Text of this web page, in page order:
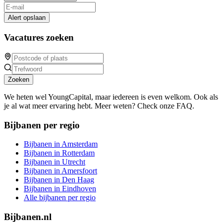
Alert opslaan
Vacatures zoeken
Zoeken
We heten wel YoungCapital, maar iedereen is even welkom. Ook als
je al wat meer ervaring hebt. Meer weten? Check onze FAQ.
Bijbanen per regio
Bijbanen in Amsterdam
Bijbanen in Rotterdam
Bijbanen in Utrecht
Bijbanen in Amersfoort
Bijbanen in Den Haag
Bijbanen in Eindhoven
Alle bijbanen per regio
Bijbanen.nl